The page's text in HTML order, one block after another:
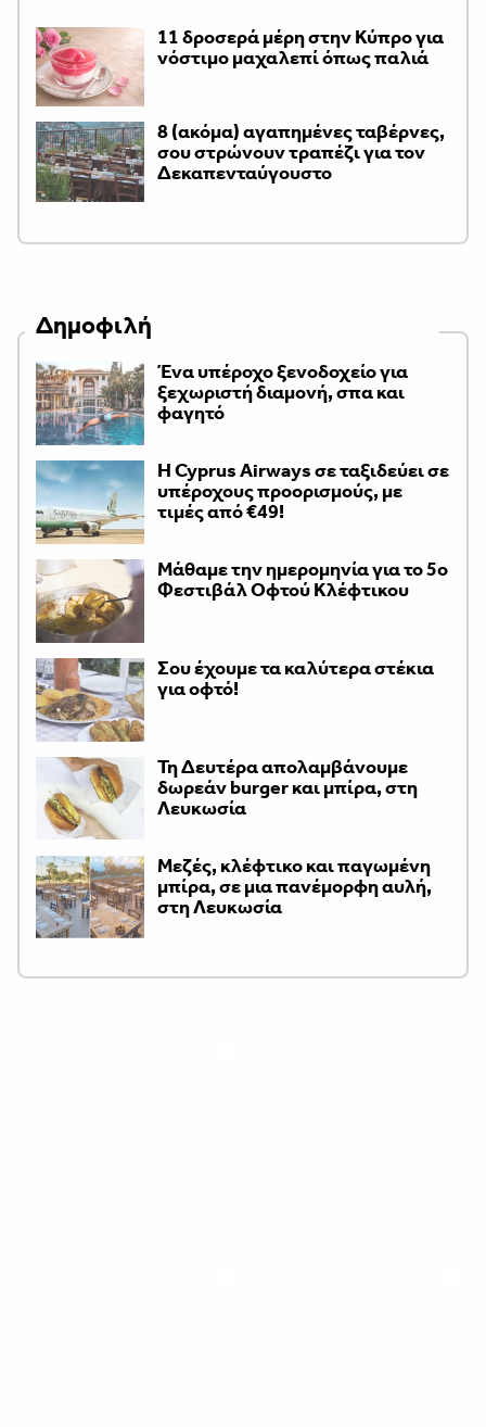
11 δροσερά μέρη στην Κύπρο για
νόστιμο μαχαλεπί όπως παλιά
8 (ακόμα) αγαπημένες ταβέρνες,
σου στρώνουν τραπέζι για τον
Δεκαπενταύγουστο
Δημοφιλή
Ένα υπέροχο ξενοδοχείο για
ξεχωριστή διαμονή, σπα και
φαγητό
H Cyprus Airways σε ταξιδεύει σε
υπέροχους προορισμούς, με
τιμές από €49!
Μάθαμε την ημερομηνία για το 5ο
Φεστιβάλ Οφτού Κλέφτικου
Σου έχουμε τα καλύτερα στέκια
για οφτό!
Τη Δευτέρα απολαμβάνουμε
δωρεάν burger και μπίρα, στη
Λευκωσία
Μεζές, κλέφτικο και παγωμένη
μπίρα, σε μια πανέμορφη αυλή,
στη Λευκωσία